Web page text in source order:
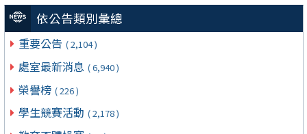
依公告類別彙總
重要公告 ( 2,104 )
處室最新消息 ( 6,940 )
榮譽榜 ( 226 )
學生競賽活動 ( 2,178 )